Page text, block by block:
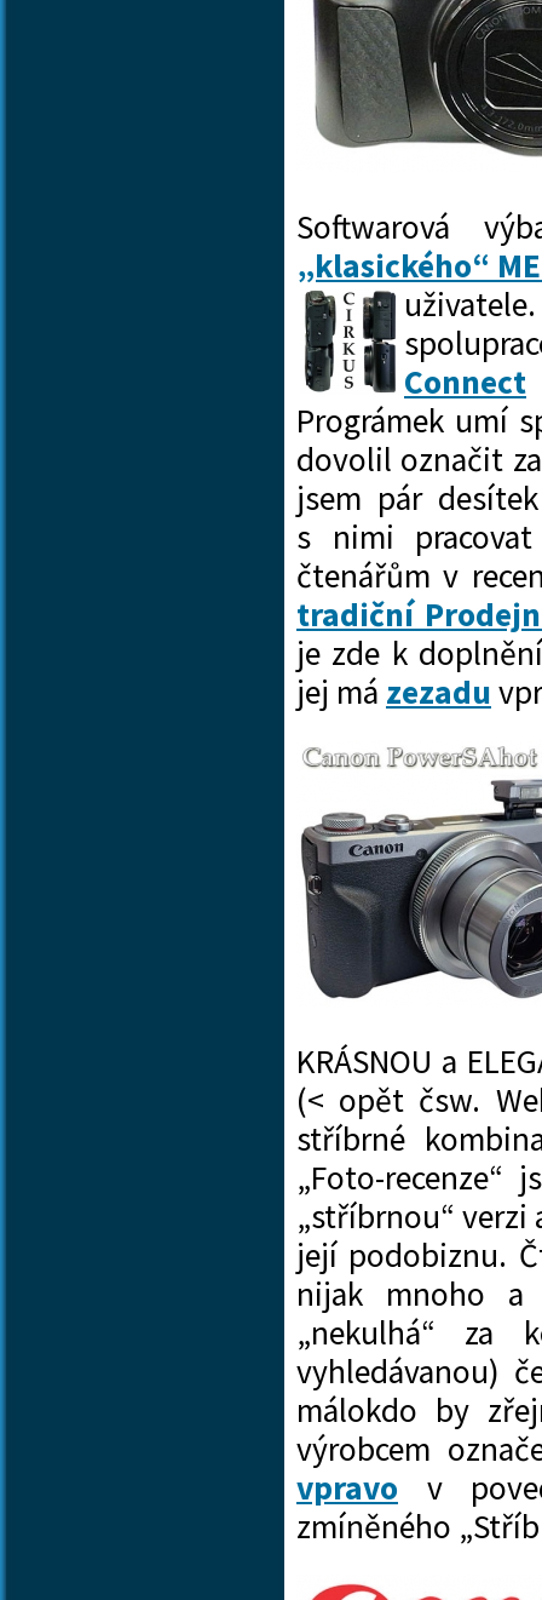
Softwarová
„klasického“
Connect
Prográmek umí
dovolil označit
jsem pár
s nimi
čtenářům v
tradiční
je zde k
jej má zezadu
KRÁSNOU a
(< opět čsw.
stříbrné
„Foto-recenze“
„stříbrnou“
její podobiznu.
nijak mnoho a
„nekulhá“ za
vyhledávanou)
málokdo by
výrobcem
vpravo v
zmíněného